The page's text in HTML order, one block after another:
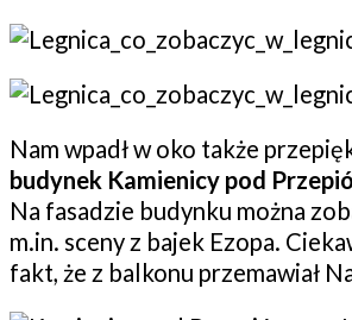
Nam wpadł w oko także
budynek Kamienicy pod
Na fasadzie budynku można
m.in. sceny z bajek Ezopa.
fakt, że z balkonu przemawiał